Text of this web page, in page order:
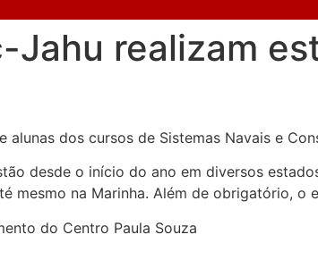
Jahu realizam
alunas dos cursos de Sistemas Navais e
desde o início do ano em diversos
mesmo na Marinha. Além de obrigatório,
do Centro Paula Souza